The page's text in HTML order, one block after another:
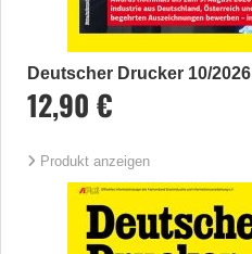
Deutscher Drucker 10/2026
12,90 €
Produkt anzeigen